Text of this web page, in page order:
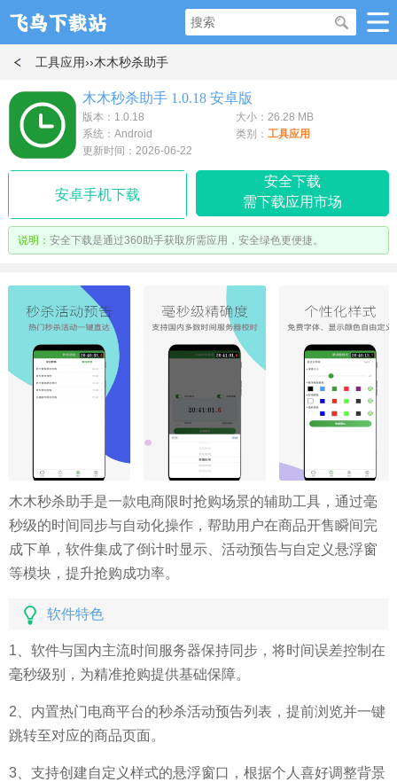
工具应用››木木秒杀助手
木木秒杀助手 1.0.18 安卓版
版本：1.0.18
大小：26.28 MB
系统：Android
类别： 工具应用
更新时间：2026-06-22
安卓手机下载
安全下载
需下载应用市场
说明： 安全下载是通过360助手获取所需应用，安全绿色更便捷。
木木秒杀助手是一款电商限时抢购场景的辅助工具，通过毫
秒级的时间同步与自动化操作，帮助用户在商品开售瞬间完
成下单，软件集成了倒计时显示、活动预告与自定义悬浮窗
等模块，提升抢购成功率。
软件特色
1、软件与国内主流时间服务器保持同步，将时间误差控制在
毫秒级别，为精准抢购提供基础保障。
2、内置热门电商平台的秒杀活动预告列表，提前浏览并一键
跳转至对应的商品页面。
3、支持创建自定义样式的悬浮窗口，根据个人喜好调整背景